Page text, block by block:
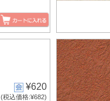
¥620
(税込価格:¥682)